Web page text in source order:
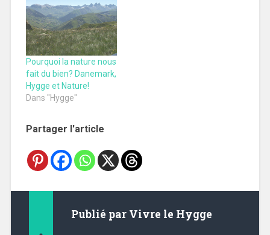
Pourquoi la nature nous
fait du bien? Danemark,
Hygge et Nature!
Dans "Hygge"
Partager l'article
Publié par Vivre le Hygge